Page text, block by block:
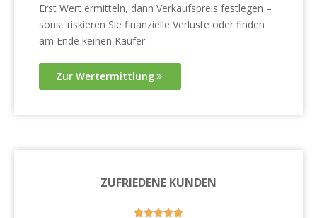
Erst Wert ermitteln, dann Verkaufspreis festlegen –
sonst riskieren Sie finanzielle Verluste oder finden
am Ende keinen Käufer.
Zur Wertermittlung
ZUFRIEDENE KUNDEN
